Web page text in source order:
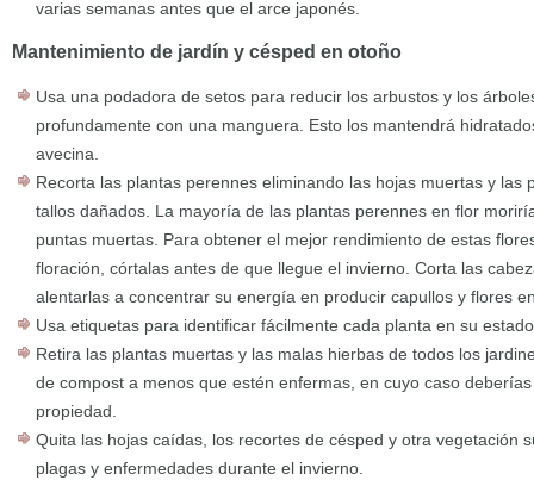
varias semanas antes que el arce japonés.
Mantenimiento de jardín y césped en otoño
Usa una podadora de setos para reducir los arbustos y los
profundamente con una manguera. Esto los mantendrá
avecina.
Recorta las plantas perennes eliminando las hojas muertas y las
tallos dañados. La mayoría de las plantas perennes en flor
puntas muertas. Para obtener el mejor rendimiento de estas
floración, córtalas antes de que llegue el invierno. Corta las
alentarlas a concentrar su energía en producir capullos y flores
Usa etiquetas para identificar fácilmente cada planta en su
Retira las plantas muertas y las malas hierbas de todos los
de compost a menos que estén enfermas, en cuyo caso
propiedad.
Quita las hojas caídas, los recortes de césped y otra vegetación
plagas y enfermedades durante el invierno.